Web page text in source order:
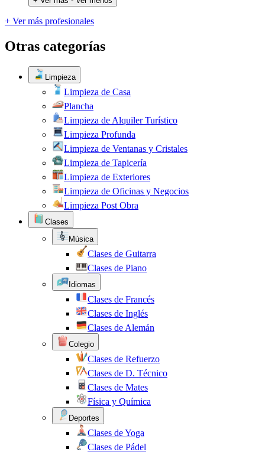
+ Ver más profesionales
Otras categorías
Limpieza
Limpieza de Casa
Plancha
Limpieza de Alquiler Turístico
Limpieza Profunda
Limpieza de Ventanas y Cristales
Limpieza de Tapicería
Limpieza de Exteriores
Limpieza de Oficinas y Negocios
Limpieza Post Obra
Clases
Música
Clases de Guitarra
Clases de Piano
Idiomas
Clases de Francés
Clases de Inglés
Clases de Alemán
Colegio
Clases de Refuerzo
Clases de D. Técnico
Clases de Mates
Física y Química
Deportes
Clases de Yoga
Clases de Pádel